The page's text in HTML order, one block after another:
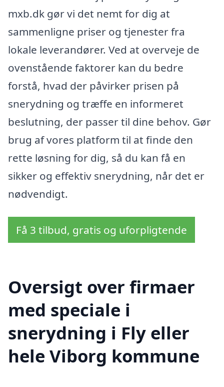
mxb.dk gør vi det nemt for dig at
sammenligne priser og tjenester fra
lokale leverandører. Ved at overveje de
ovenstående faktorer kan du bedre
forstå, hvad der påvirker prisen på
snerydning og træffe en informeret
beslutning, der passer til dine behov. Gør
brug af vores platform til at finde den
rette løsning for dig, så du kan få en
sikker og effektiv snerydning, når det er
nødvendigt.
Få 3 tilbud, gratis og uforpligtende
Oversigt over firmaer
med speciale i
snerydning i Fly eller
hele Viborg kommune